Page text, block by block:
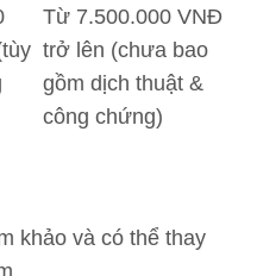
Từ 7.500.000 VNĐ
trở lên (chưa bao
gồm dịch thuật &
công chứng)
khảo và có thể thay